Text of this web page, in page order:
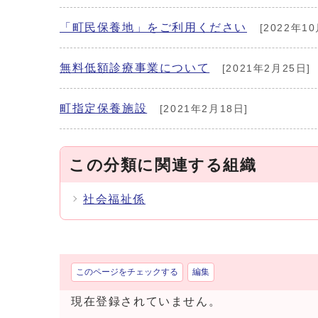
「町民保養地」をご利用ください [2022年10
無料低額診療事業について [2021年2月25日]
町指定保養施設 [2021年2月18日]
この分類に関連する組織
社会福祉係
このページをチェックする 編集
現在登録されていません。